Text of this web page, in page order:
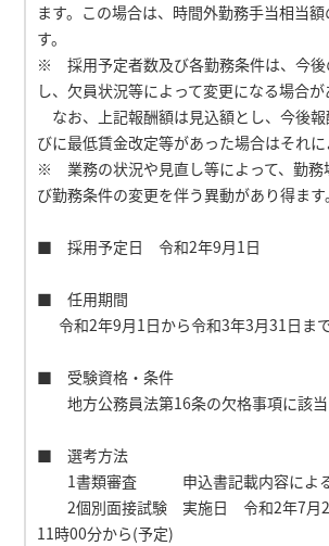
ます。この場合は、時間外勤務手当相当
す。
※ 採用予定者数及び各勤務条件は、今後
し、欠員状況等によって変更になる場合が
なお、上記報酬額は見込額とし、今後
びに最低賃金改定等があった場合はそれに
※ 業務の状況や見直し等によって、勤務
び勤務条件の変更を伴う異動があり得ます。
■ 採用予定日 令和2年9月1日
■ 任用期間
令和2年9月1日から令和3年3月31日ま
■ 受験資格・条件
地方公務員法第16条の欠格事項に該
■ 選考方法
1書類審査 申込書記載内容によ
2個別面接試験 実施日 令和2年7月
11時00分から(予定)